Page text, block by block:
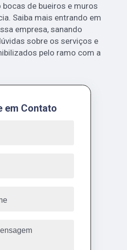
de bueiros e muros
Saiba mais entrando em
empresa, sanando
sobre os serviços e
pelo ramo com a
em Contato